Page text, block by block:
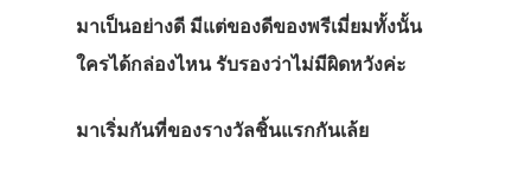
มาเป็นอย่างดี มีแต่ของดีของพรีเมี่ยมทั้งนั้น
ใครได้กล่องไหน รับรองว่าไม่มีผิดหวังค่ะ
มาเริ่มกันที่ของรางวัลชิ้นแรกกันเล้ย